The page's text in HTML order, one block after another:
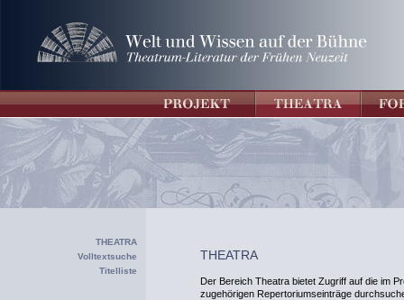
THEATRA
Volltextsuche
Titelliste
THEATRA
Der Bereich Theatra bietet Zugriff auf die im
zugehörigen Repertoriumseinträge